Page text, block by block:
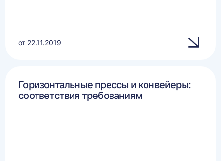
от 22.11.2019
Горизонтальные прессы и конвейеры:
соответствия требованиям